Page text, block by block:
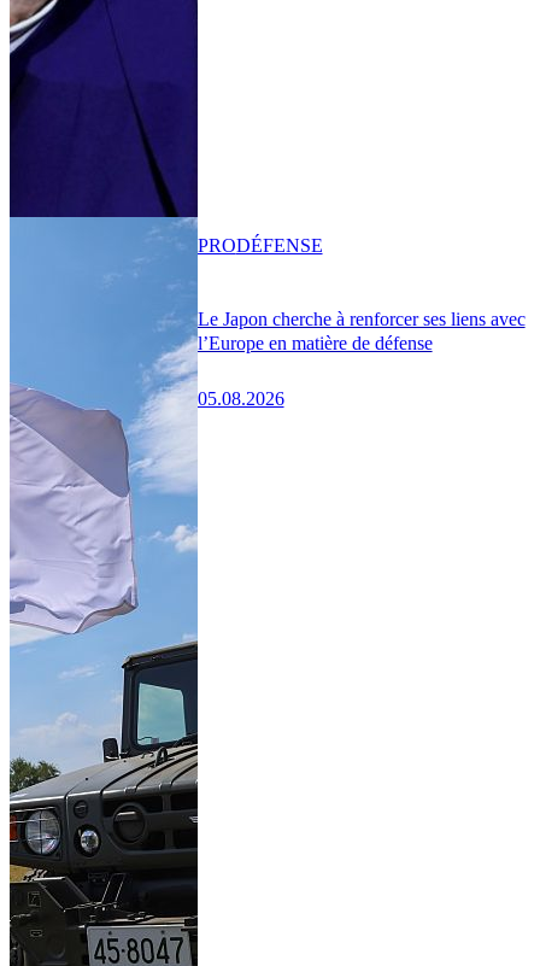
Le Japon cherche à renforcer ses liens avec
l’Europe en matière de défense
05.08.2026
PRODÉFENSE